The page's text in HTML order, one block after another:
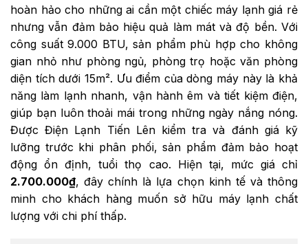
hoàn hảo cho những ai cần một chiếc máy lạnh giá rẻ
nhưng vẫn đảm bảo hiệu quả làm mát và độ bền. Với
công suất 9.000 BTU, sản phẩm phù hợp cho không
gian nhỏ như phòng ngủ, phòng trọ hoặc văn phòng
diện tích dưới 15m². Ưu điểm của dòng máy này là khả
năng làm lạnh nhanh, vận hành êm và tiết kiệm điện,
giúp bạn luôn thoải mái trong những ngày nắng nóng.
Được Điện Lạnh Tiến Lên kiểm tra và đánh giá kỹ
lưỡng trước khi phân phối, sản phẩm đảm bảo hoạt
động ổn định, tuổi thọ cao. Hiện tại, mức giá chỉ
2.700.000₫, đây chính là lựa chọn kinh tế và thông
minh cho khách hàng muốn sở hữu máy lạnh chất
lượng với chi phí thấp.